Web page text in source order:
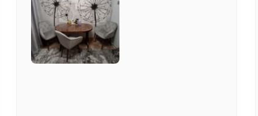
Załącz zdjęcie